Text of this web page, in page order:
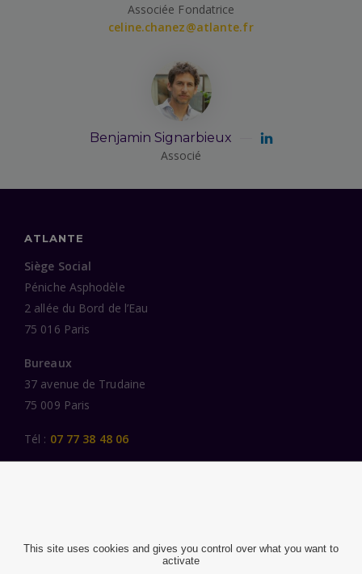
Associée Fondatrice
celine.chanez@atlante.fr
Benjamin Signarbieux
Associé
ATLANTE
Siège Social
Péniche Asphodèle
2 allée du Bord de l’Eau
75 016 Paris
Bureaux
37 avenue de Trudaine
75 009 Paris
Tél : 07 77 38 48 06
DES FEMMES ET DES HOMMES ENGAGÉS
This site uses cookies and gives you control over what you want to
activate